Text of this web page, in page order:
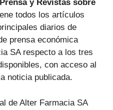
y Revistas sobre
todos los artículos
diarios de
prensa económica
SA respecto a los tres
con acceso al
noticia publicada.
de Alter Farmacia SA